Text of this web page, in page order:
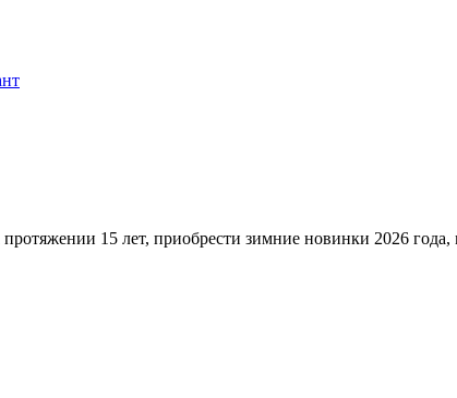
15 лет, приобрести зимние новинки 2026